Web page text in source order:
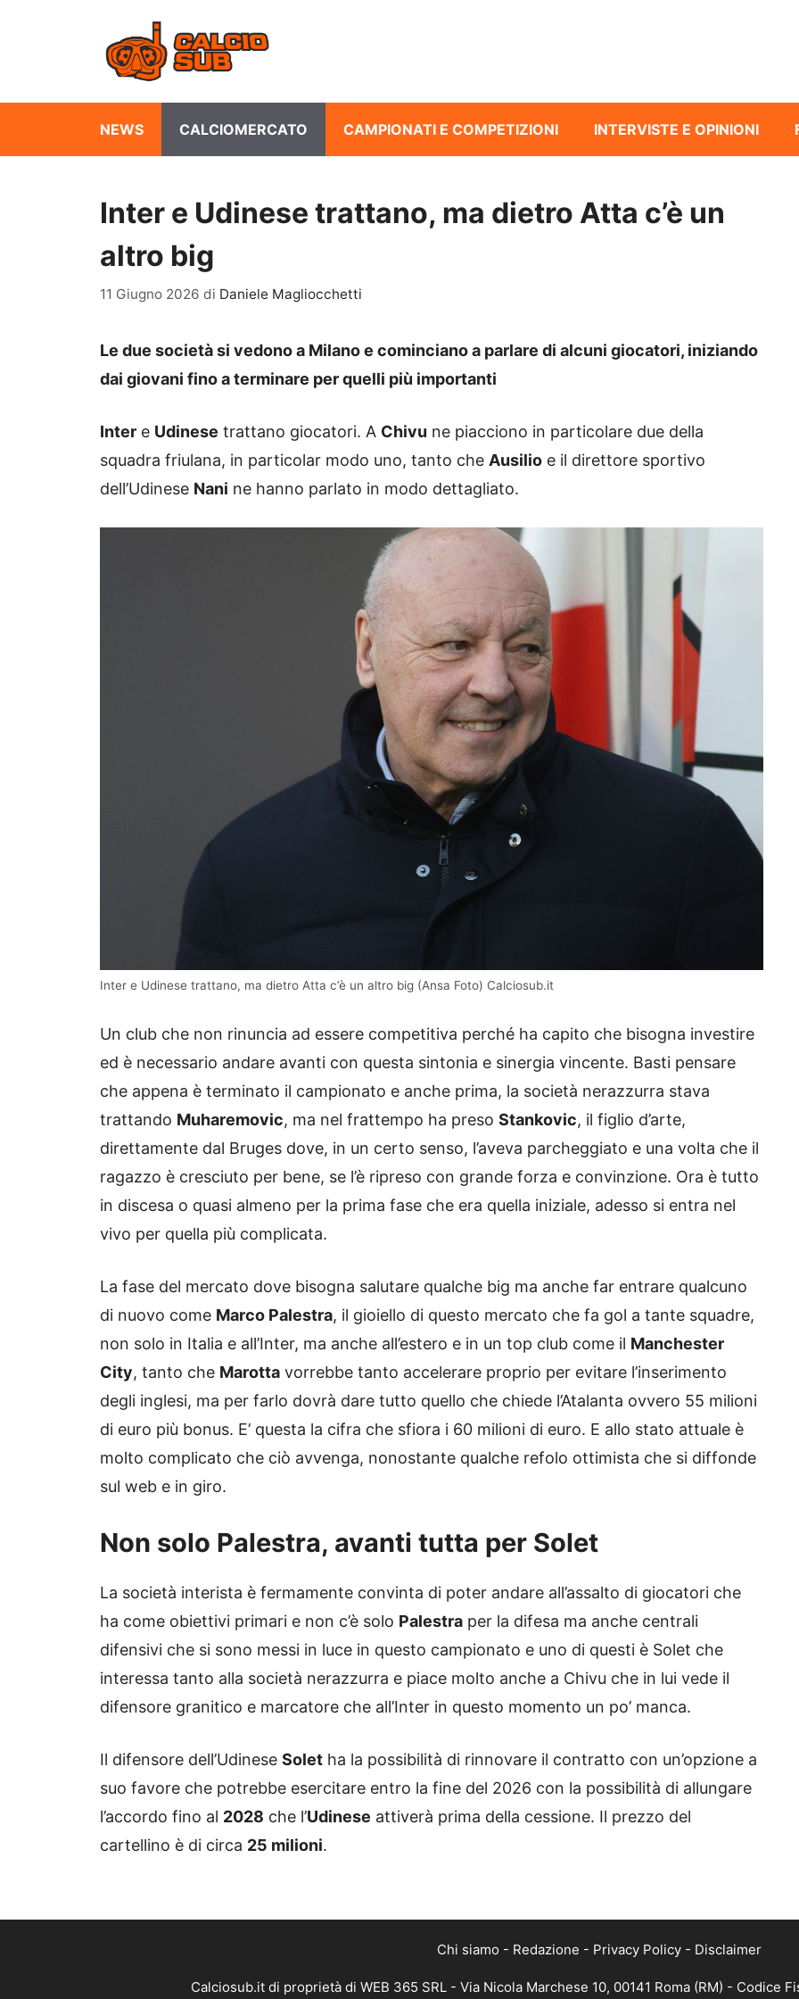
NEWS CALCIOMERCATO CAMPIONATI E COMPETIZIONI INTERVISTE E OPINIONI
Inter e Udinese trattano, ma dietro Atta c’è un
altro big
11 Giugno 2026 di Daniele Magliocchetti
Le due società si vedono a Milano e cominciano a parlare di alcuni giocatori, iniziando
dai giovani fino a terminare per quelli più importanti
Inter e Udinese trattano giocatori. A Chivu ne piacciono in particolare due della
squadra friulana, in particolar modo uno, tanto che Ausilio e il direttore sportivo
dell’Udinese Nani ne hanno parlato in modo dettagliato.
Inter e Udinese trattano, ma dietro Atta c’è un altro big (Ansa Foto) Calciosub.it
Un club che non rinuncia ad essere competitiva perché ha capito che bisogna investire
ed è necessario andare avanti con questa sintonia e sinergia vincente. Basti pensare
che appena è terminato il campionato e anche prima, la società nerazzurra stava
trattando Muharemovic, ma nel frattempo ha preso Stankovic, il figlio d’arte,
direttamente dal Bruges dove, in un certo senso, l’aveva parcheggiato e una volta che il
ragazzo è cresciuto per bene, se l’è ripreso con grande forza e convinzione. Ora è tutto
in discesa o quasi almeno per la prima fase che era quella iniziale, adesso si entra nel
vivo per quella più complicata.
La fase del mercato dove bisogna salutare qualche big ma anche far entrare qualcuno
di nuovo come Marco Palestra, il gioiello di questo mercato che fa gol a tante squadre,
non solo in Italia e all’Inter, ma anche all’estero e in un top club come il Manchester
City, tanto che Marotta vorrebbe tanto accelerare proprio per evitare l’inserimento
degli inglesi, ma per farlo dovrà dare tutto quello che chiede l’Atalanta ovvero 55 milioni
di euro più bonus. E’ questa la cifra che sfiora i 60 milioni di euro. E allo stato attuale è
molto complicato che ciò avvenga, nonostante qualche refolo ottimista che si diffonde
sul web e in giro.
Non solo Palestra, avanti tutta per Solet
La società interista è fermamente convinta di poter andare all’assalto di giocatori che
ha come obiettivi primari e non c’è solo Palestra per la difesa ma anche centrali
difensivi che si sono messi in luce in questo campionato e uno di questi è Solet che
interessa tanto alla società nerazzurra e piace molto anche a Chivu che in lui vede il
difensore granitico e marcatore che all’Inter in questo momento un po’ manca.
Il difensore dell’Udinese Solet ha la possibilità di rinnovare il contratto con un’opzione a
suo favore che potrebbe esercitare entro la fine del 2026 con la possibilità di allungare
l’accordo fino al 2028 che l’Udinese attiverà prima della cessione. Il prezzo del
cartellino è di circa 25 milioni.
Chi siamo - Redazione - Privacy Policy - Disclaimer
Calciosub.it di proprietà di WEB 365 SRL - Via Nicola Marchese 10, 00141 Roma (RM) - Codice